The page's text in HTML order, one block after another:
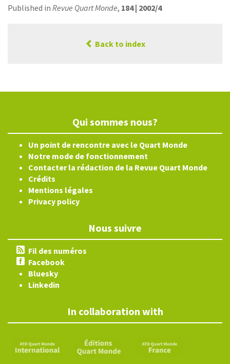
Published in Revue Quart Monde, 184 | 2002/4
Back to index
Qui sommes nous?
Un point de rencontre avec le Quart Monde
Notre mode de fonctionnement
Contacter la rédaction de la Revue Quart Monde
Crédits
Mentions légales
Privacy policy
Nous suivre
Fil des numéros
Facebook
Bluesky
Linkedin
In collaboration with